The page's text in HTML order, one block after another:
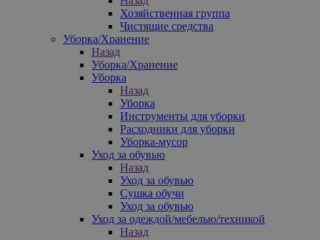
Хозяйственная группа
Чистящие средства
Уборка/Хранение
Назад
Уборка/Хранение
Уборка
Назад
Уборка
Инструменты для уборки
Расходники для уборки
Уборка-мусор
Уход за обувью
Назад
Уход за обувью
Сушка обучи
Уход за обувью
Уход за одеждой/мебелью/техникой
Назад